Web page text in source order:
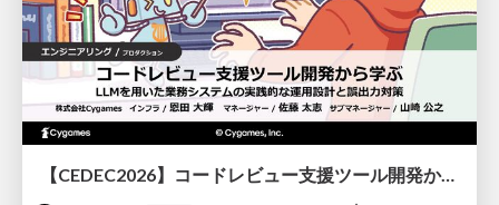
【CEDEC2026】コードレビュー支援ツール開発から学ぶ：LLMを用いた業務システムの実践的な運用設計と誤出力対策